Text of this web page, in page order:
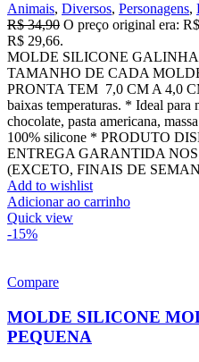
Animais, Diversos, Personagens,
R$34,90 O preço original era:
R$ 29,66.
MOLDE SILICONE
TAMANHO DE CADA
PRONTA TEM 7,0 CM A 4,0
baixas temperaturas. * Ideal para
chocolate, pasta americana,
100% silicone * PRODUTO
ENTREGA GARANTIDA
(EXCETO, FINAIS DE
Add to wishlist
Adicionar ao carrinho
Quick view
-15%
Compare
MOLDE SILICONE
PEQUENA